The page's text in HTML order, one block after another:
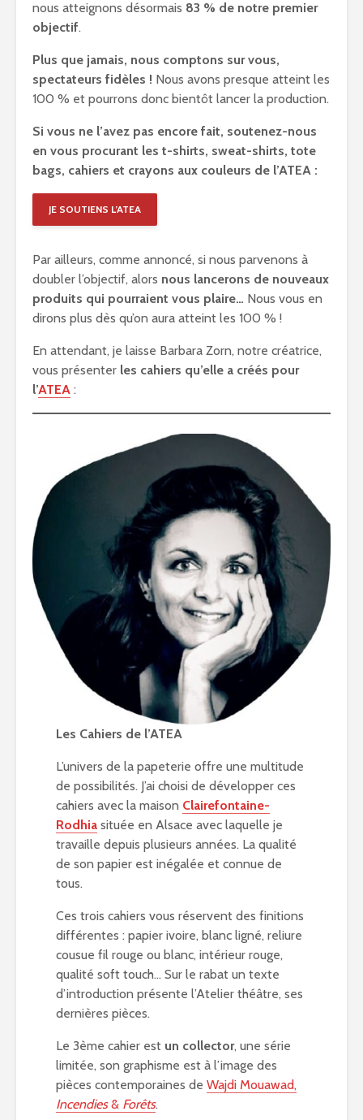
nous atteignons désormais 83 % de notre premier
objectif.
Plus que jamais, nous comptons sur vous,
spectateurs fidèles ! Nous avons presque atteint les
100 % et pourrons donc bientôt lancer la production.
Si vous ne l’avez pas encore fait, soutenez-nous
en vous procurant les t-shirts, sweat-shirts, tote
bags, cahiers et crayons aux couleurs de l’ATEA :
JE SOUTIENS L’ATEA
Par ailleurs, comme annoncé, si nous parvenons à
doubler l’objectif, alors nous lancerons de nouveaux
produits qui pourraient vous plaire… Nous vous en
dirons plus dès qu’on aura atteint les 100 % !
En attendant, je laisse Barbara Zorn, notre créatrice,
vous présenter les cahiers qu’elle a créés pour
l’ATEA :
Les Cahiers de l’ATEA
L’univers de la papeterie offre une multitude
de possibilités. J’ai choisi de développer ces
cahiers avec la maison Clairefontaine-
Rodhia située en Alsace avec laquelle je
travaille depuis plusieurs années. La qualité
de son papier est inégalée et connue de
tous.
Ces trois cahiers vous réservent des finitions
différentes : papier ivoire, blanc ligné, reliure
cousue fil rouge ou blanc, intérieur rouge,
qualité soft touch… Sur le rabat un texte
d’introduction présente l’Atelier théâtre, ses
dernières pièces.
Le 3ème cahier est un collector, une série
limitée, son graphisme est à l’image des
pièces contemporaines deWajdi Mouawad,
Incendies& Forêts.